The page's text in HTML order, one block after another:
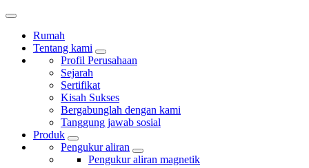
Rumah
Tentang kami
Profil Perusahaan
Sejarah
Sertifikat
Kisah Sukses
Bergabunglah dengan kami
Tanggung jawab sosial
Produk
Pengukur aliran
Pengukur aliran magnetik